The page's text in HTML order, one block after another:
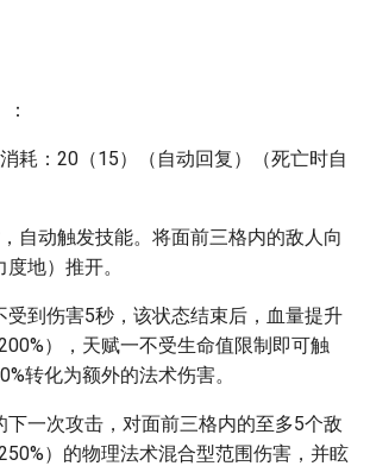
耗：20（15）（自动回复）（死亡时自
自动触发技能。将面前三格内的敌人向
地）推开。
受到伤害5秒，该状态结束后，血量提升
），天赋一不受生命值限制即可触
转化为额外的法术伤害。
下一次攻击，对面前三格内的至多5个敌
）的物理法术混合型范围伤害，并眩